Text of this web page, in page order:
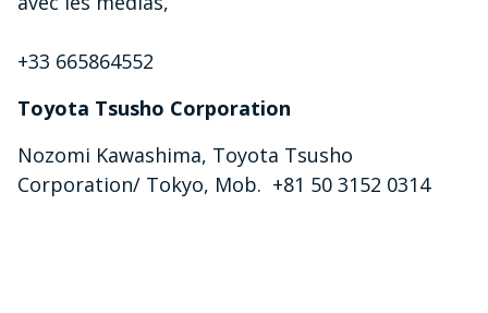
+33 665864552
Toyota Tsusho Corporation
Nozomi Kawashima, Toyota Tsusho
Corporation/ Tokyo, Mob. +81 50 3152 0314